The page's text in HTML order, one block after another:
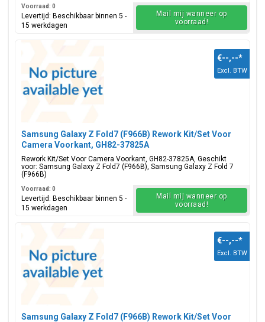
Voorraad: 0
Levertijd: Beschikbaar binnen 5 -
15 werkdagen
Mail mij wanneer op
voorraad!
Samsung Galaxy Z Fold7 (F966B) Rework Kit/Set Voor
Camera Voorkant, GH82-37825A
Rework Kit/Set Voor Camera Voorkant, GH82-37825A, Geschikt
voor: Samsung Galaxy Z Fold7 (F966B), Samsung Galaxy Z Fold 7
(F966B)
€--,--*
Excl. BTW
Voorraad: 0
Levertijd: Beschikbaar binnen 5 -
15 werkdagen
Mail mij wanneer op
voorraad!
Samsung Galaxy Z Fold7 (F966B) Rework Kit/Set Voor
€--,--*
Excl. BTW